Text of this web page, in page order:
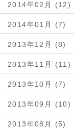
2014年02月 (12)
2014年01月 (7)
2013年12月 (8)
2013年11月 (11)
2013年10月 (7)
2013年09月 (10)
2013年08月 (5)